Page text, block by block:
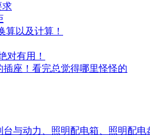
求
算以及计算！
对有用！
座！看完总觉得哪里怪怪的
与动力、照明配电箱、照明配电